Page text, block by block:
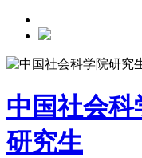
中国社会
研究生